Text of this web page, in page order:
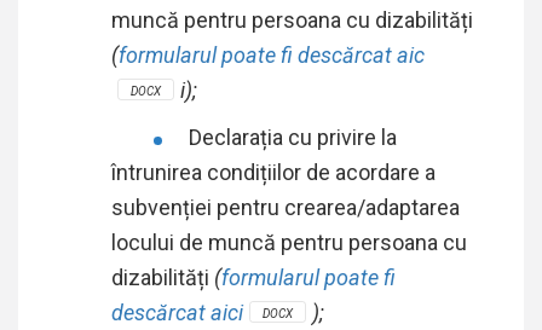
muncă pentru persoana cu dizabilități
(formularul poate fi descărcat aic
DOCX
i);
Declarația cu privire la
întrunirea condițiilor de acordare a
subvenției pentru crearea/adaptarea
locului de muncă pentru persoana cu
dizabilități (formularul poate fi
descărcat aici
DOCX );